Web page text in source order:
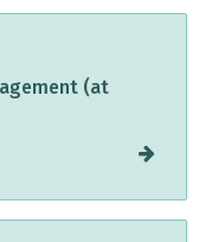
(at